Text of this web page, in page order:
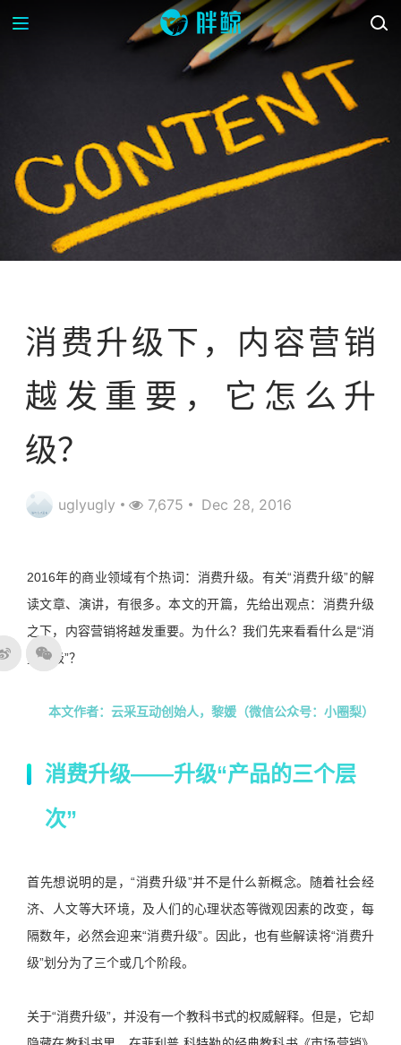
消费升级下，内容营销
越发重要，它怎么升
级？
uglyugly 7,675 Dec 28, 2016
2016年的商业领域有个热词：消费升级。有关“消费升级”的解
读文章、演讲，有很多。本文的开篇，先给出观点：消费升级
之下，内容营销将越发重要。为什么？我们先来看看什么是“消
费升级”？
本文作者：云采互动创始人，黎媛（微信公众号：小圈梨）
消费升级——升级“产品的三个层
次”
首先想说明的是，“消费升级”并不是什么新概念。随着社会经
济、人文等大环境，及人们的心理状态等微观因素的改变，每
隔数年，必然会迎来“消费升级”。因此，也有些解读将“消费升
级”划分为了三个或几个阶段。
关于“消费升级”，并没有一个教科书式的权威解释。但是，它却